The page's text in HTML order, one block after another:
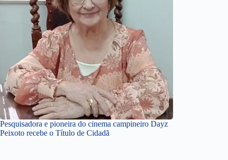
Pesquisadora e pioneira do cinema campineiro Dayz
Peixoto recebe o Título de Cidadã